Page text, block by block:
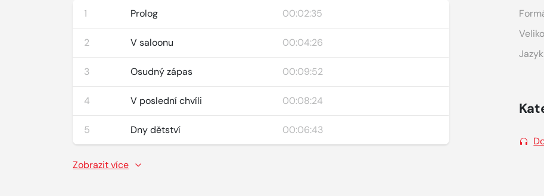
1 Prolog 00:02:35
2 V saloonu 00:04:26
3 Osudný zápas 00:09:52
4 V poslední chvíli 00:08:24
5 Dny dětství 00:06:43
Zobrazit více